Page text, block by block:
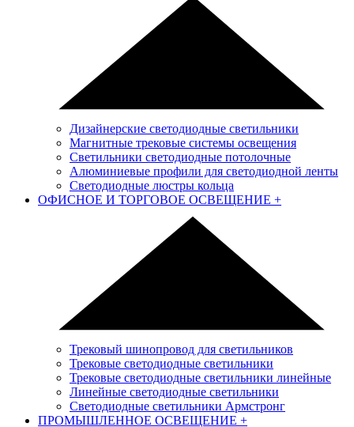
Дизайнерские светодиодные светильники
Магнитные трековые системы освещения
Светильники светодиодные потолочные
Алюминиевые профили для светодиодной ленты
Светодиодные люстры кольца
ОФИСНОЕ И ТОРГОВОЕ ОСВЕЩЕНИЕ +
Трековый шинопровод для светильников
Трековые светодиодные светильники
Трековые светодиодные светильники линейные
Линейные светодиодные светильники
Светодиодные светильники Армстронг
ПРОМЫШЛЕННОЕ ОСВЕЩЕНИЕ +